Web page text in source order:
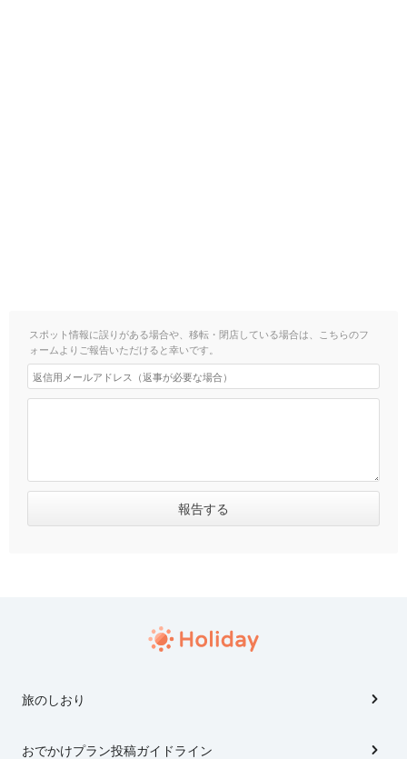
スポット情報に誤りがある場合や、移転・閉店している場合は、こちらのフ
ォームよりご報告いただけると幸いです。
旅のしおり
おでかけプラン投稿ガイドライン